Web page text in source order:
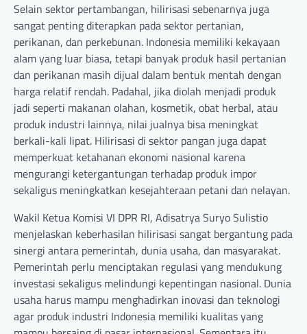
Selain sektor pertambangan, hilirisasi sebenarnya juga
sangat penting diterapkan pada sektor pertanian,
perikanan, dan perkebunan. Indonesia memiliki kekayaan
alam yang luar biasa, tetapi banyak produk hasil pertanian
dan perikanan masih dijual dalam bentuk mentah dengan
harga relatif rendah. Padahal, jika diolah menjadi produk
jadi seperti makanan olahan, kosmetik, obat herbal, atau
produk industri lainnya, nilai jualnya bisa meningkat
berkali-kali lipat. Hilirisasi di sektor pangan juga dapat
memperkuat ketahanan ekonomi nasional karena
mengurangi ketergantungan terhadap produk impor
sekaligus meningkatkan kesejahteraan petani dan nelayan.
Wakil Ketua Komisi VI DPR RI, Adisatrya Suryo Sulistio
menjelaskan keberhasilan hilirisasi sangat bergantung pada
sinergi antara pemerintah, dunia usaha, dan masyarakat.
Pemerintah perlu menciptakan regulasi yang mendukung
investasi sekaligus melindungi kepentingan nasional. Dunia
usaha harus mampu menghadirkan inovasi dan teknologi
agar produk industri Indonesia memiliki kualitas yang